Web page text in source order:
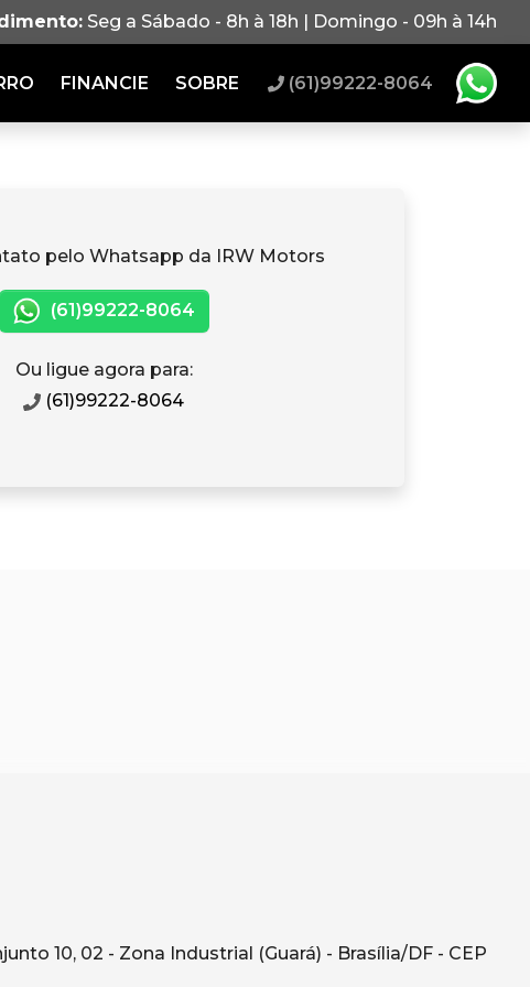
Seg a Sábado - 8h à 18h | Domingo - 09h à 14h
FINANCIE SOBRE (61)99222-8064
pelo Whatsapp da IRW Motors
(61)99222-8064
Ou ligue agora para:
(61)99222-8064
10, 02 - Zona Industrial (Guará) - Brasília/DF - CEP